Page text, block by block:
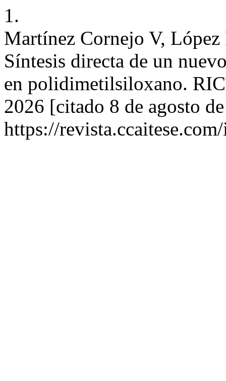
1.
Martínez Cornejo V,
Síntesis directa de un
en polidimetilsiloxano.
2026 [citado 8 de agosto
https://